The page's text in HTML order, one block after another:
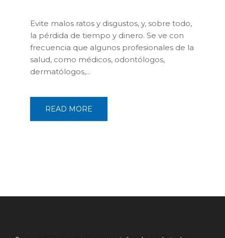
Evite malos ratos y disgustos, y, sobre todo,
la pérdida de tiempo y dinero. Se ve con
frecuencia que algunos profesionales de la
salud, como médicos, odontólogos,
dermatólogos,...
READ MORE